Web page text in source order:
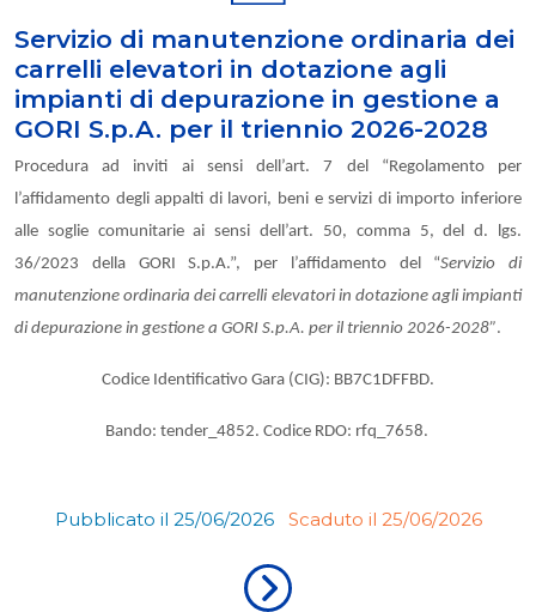
Servizio di manutenzione ordinaria dei
carrelli elevatori in dotazione agli
impianti di depurazione in gestione a
GORI S.p.A. per il triennio 2026-2028
Procedura ad inviti ai sensi dell’art. 7 del “Regolamento per
l’affidamento degli appalti di lavori, beni e servizi di importo inferiore
alle soglie comunitarie ai sensi dell’art. 50, comma 5, del d. lgs.
36/2023 della GORI S.p.A.”, per l’affidamento del “Servizio di
manutenzione ordinaria dei carrelli elevatori in dotazione agli impianti
di depurazione in gestione a GORI S.p.A. per il triennio 2026-2028”.
Codice Identificativo Gara (CIG): BB7C1DFFBD.
Bando: tender_4852. Codice RDO: rfq_7658.
Pubblicato il 25/06/2026 Scaduto il 25/06/2026